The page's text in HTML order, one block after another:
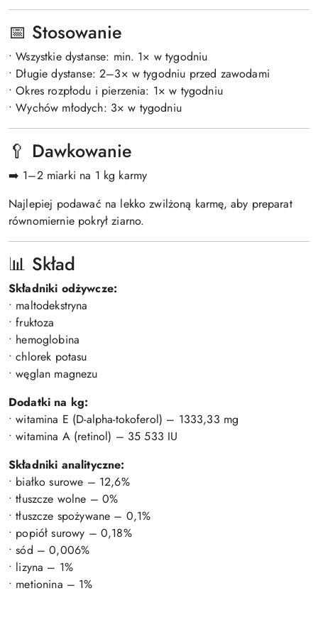
📅 Stosowanie
• Wszystkie dystanse: min. 1× w tygodniu
• Długie dystanse: 2–3× w tygodniu przed zawodami
• Okres rozpłodu i pierzenia: 1× w tygodniu
• Wychów młodych: 3× w tygodniu
🥄 Dawkowanie
➡️ 1–2 miarki na 1 kg karmy
Najlepiej podawać na lekko zwilżoną karmę, aby preparat
równomiernie pokrył ziarno.
📊 Skład
Składniki odżywcze:
• maltodekstryna
• fruktoza
• hemoglobina
• chlorek potasu
• węglan magnezu
Dodatki na kg:
• witamina E (D-alpha-tokoferol) – 1333,33 mg
• witamina A (retinol) – 35 533 IU
Składniki analityczne:
• białko surowe – 12,6%
• tłuszcze wolne – 0%
• tłuszcze spożywane – 0,1%
• popiół surowy – 0,18%
• sód – 0,006%
• lizyna – 1%
• metionina – 1%